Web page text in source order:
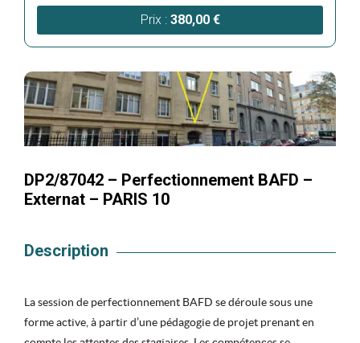
DP2/87042 – Perfectionnement BAFD –
Externat – PARIS 10
Description
La session de perfectionnement BAFD se déroule sous une
forme active, à partir d’une pédagogie de projet prenant en
Prix : 380,00 €